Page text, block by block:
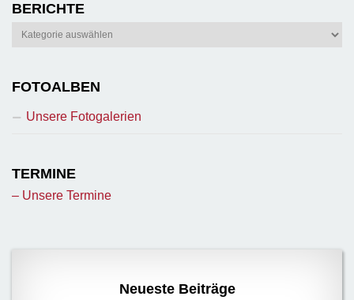
BERICHTE
Berichte
FOTOALBEN
Unsere Fotogalerien
TERMINE
– Unsere Termine
Neueste Beiträge